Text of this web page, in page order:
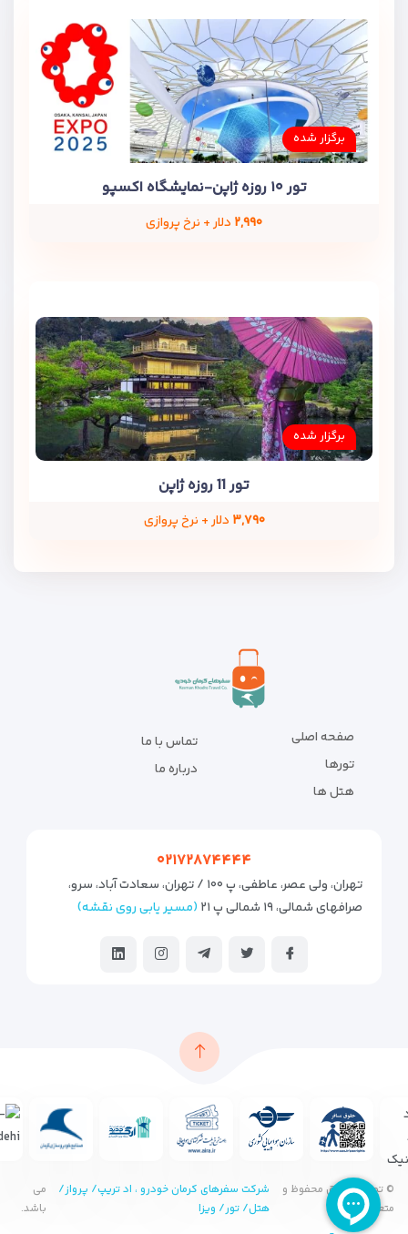
برگزار شده
تور ۱۰ روزه ژاپن-نمایشگاه اکسپو
۲,۹۹۰ دلار + نرخ پروازی
برگزار شده
تور 11 روزه ژاپن
۳,۷۹۰ دلار + نرخ پروازی
صفحه اصلی
تورها
هتل ها
تماس با ما
درباره ما
۰۲۱۷۲۸۷۴۴۴۴
تهران، ولی عصر، عاطفی، پ ۱۰۰ / تهران، سعادت آباد، سرو،
صرافهای شمالی، ۱۹ شمالی پ ۲۱
(مسیر یابی روی نقشه)
© تمامی حقوق محفوظ و
متعلق به
شرکت سفرهای کرمان خودرو ، اد تریپ/ پرواز/
هتل/ تور/ ویزا
می
باشد.